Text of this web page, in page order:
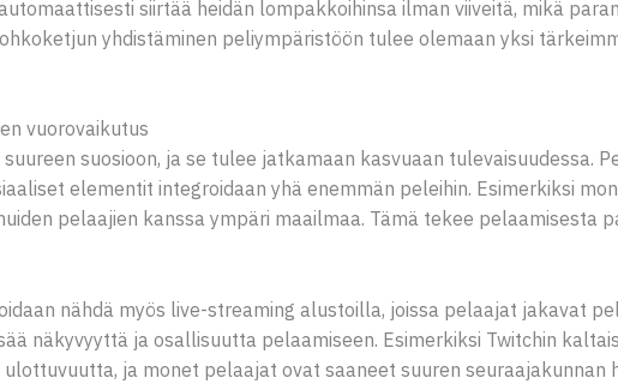
siirtää heidän lompakkoihinsa ilman viiveitä, mikä
yhdistäminen peliympäristöön tulee olemaan yksi
vuorovaikutus
suosioon, ja se tulee jatkamaan kasvuaan tulevaisuudessa.
elementit integroidaan yhä enemmän peleihin. Esimerkiksi
pelaajien kanssa ympäri maailmaa. Tämä tekee pelaamisesta
nähdä myös live-streaming alustoilla, joissa pelaajat jakavat
näkyvyyttä ja osallisuutta pelaamiseen. Esimerkiksi Twitchin
ja monet pelaajat ovat saaneet suuren seuraajakunnan